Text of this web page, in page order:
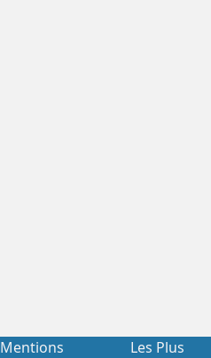
Mentions
Les Plus